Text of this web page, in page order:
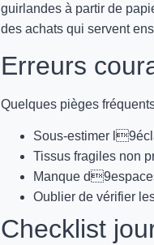
guirlandes à partir de
des achats qui servent
Erreurs
Quelques pièges
Sous-estimer
Tissus fragiles non
Manque
Oublier de vérifier
Checklist